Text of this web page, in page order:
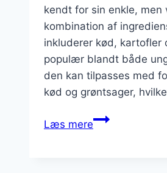
kendt for sin enkle, men
kombination af
inkluderer kød, kartofler
populær blandt både
den kan tilpasses med
kød og grøntsager,
Læs mereSkipperlabskovs